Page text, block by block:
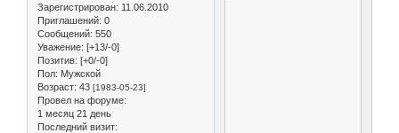
Зарегистрирован: 11.06.2010
Приглашений: 0
Сообщений: 550
Уважение: [+13/-0]
Позитив: [+0/-0]
Пол: Мужской
Возраст: 43 [1983-05-23]
Провел на форуме:
1 месяц 21 день
Последний визит: